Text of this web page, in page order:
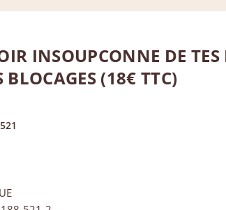
INSOUPCONNE DE TES
BLOCAGES (18€ TTC)